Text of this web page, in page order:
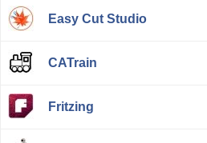
Easy Cut Studio
CATrain
Fritzing